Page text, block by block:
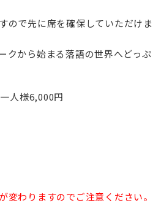
で先に席を確保していただけ
から始まる落語の世界へどっ
人様6,000円
わりますのでご注意ください。